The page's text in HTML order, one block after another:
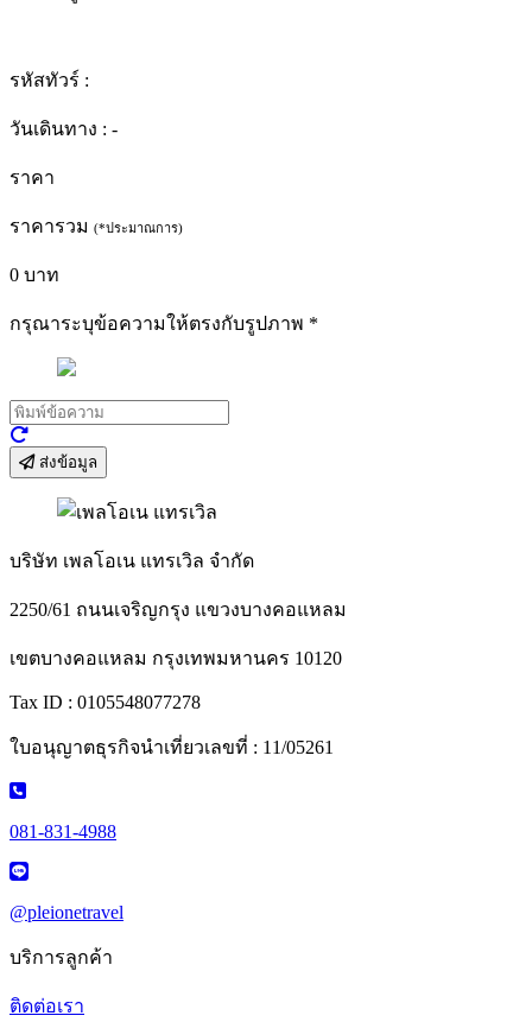
รหัสทัวร์ :
วันเดินทาง : -
ราคา
ราคารวม (*ประมาณการ)
0 บาท
กรุณาระบุข้อความให้ตรงกับรูปภาพ *
ส่งข้อมูล
บริษัท เพลโอเน แทรเวิล จำกัด
2250/61 ถนนเจริญกรุง แขวงบางคอแหลม
เขตบางคอแหลม กรุงเทพมหานคร 10120
Tax ID : 0105548077278
ใบอนุญาตธุรกิจนำเที่ยวเลขที่ : 11/05261
081-831-4988
@pleionetravel
บริการลูกค้า
ติดต่อเรา